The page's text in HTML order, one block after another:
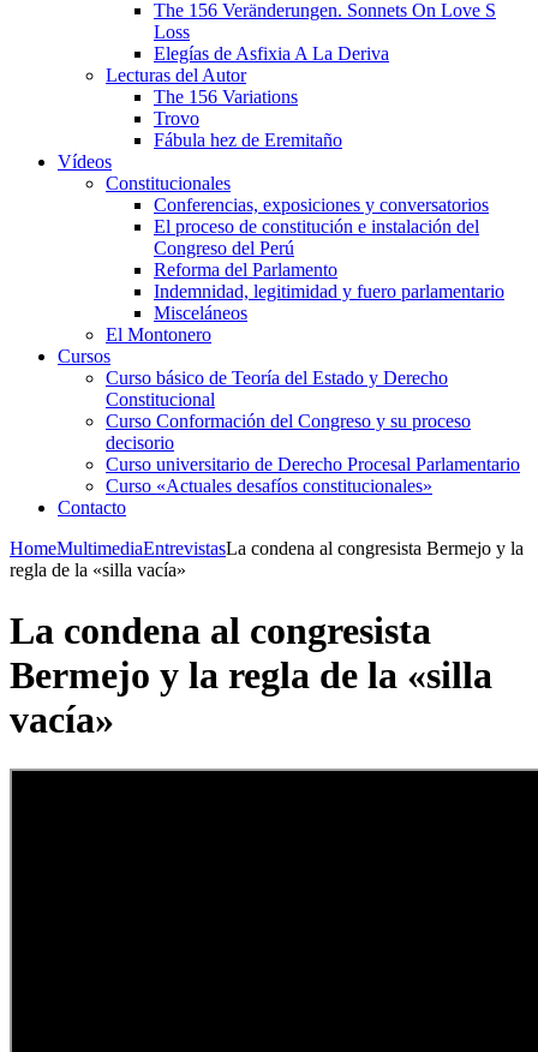
The 156 Veränderungen. Sonnets On Love S
Loss
Elegías de Asfixia A La Deriva
Lecturas del Autor
The 156 Variations
Trovo
Fábula hez de Eremitaño
Vídeos
Constitucionales
Conferencias, exposiciones y conversatorios
El proceso de constitución e instalación del
Congreso del Perú
Reforma del Parlamento
Indemnidad, legitimidad y fuero parlamentario
Misceláneos
El Montonero
Cursos
Curso básico de Teoría del Estado y Derecho
Constitucional
Curso Conformación del Congreso y su proceso
decisorio
Curso universitario de Derecho Procesal Parlamentario
Curso «Actuales desafíos constitucionales»
Contacto
HomeMultimediaEntrevistasLa condena al congresista Bermejo y la
regla de la «silla vacía»
La condena al congresista
Bermejo y la regla de la «silla
vacía»